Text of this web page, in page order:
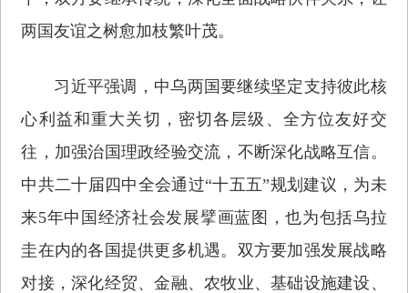
两国友谊之树愈加枝繁叶茂。
习近平强调，中乌两国要继续坚定支持彼此核
心利益和重大关切，密切各层级、全方位友好交
往，加强治国理政经验交流，不断深化战略互信。
中共二十届四中全会通过“十五五”规划建议，为未
来5年中国经济社会发展擘画蓝图，也为包括乌拉
圭在内的各国提供更多机遇。双方要加强发展战略
对接，深化经贸、金融、农牧业、基础设施建设、